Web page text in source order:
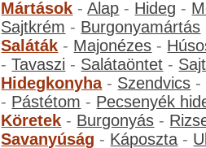
Mártások -Alap - Hideg -
Sajtkrém - Burgonyamártás
Saláták - Majonézes -
-Tavaszi - Salátaöntet -
Hidegkonyha- Szendvics -
- Pástétom - Pecsenyék
Köretek - Burgonyás -
Savanyúság - Káposzta -